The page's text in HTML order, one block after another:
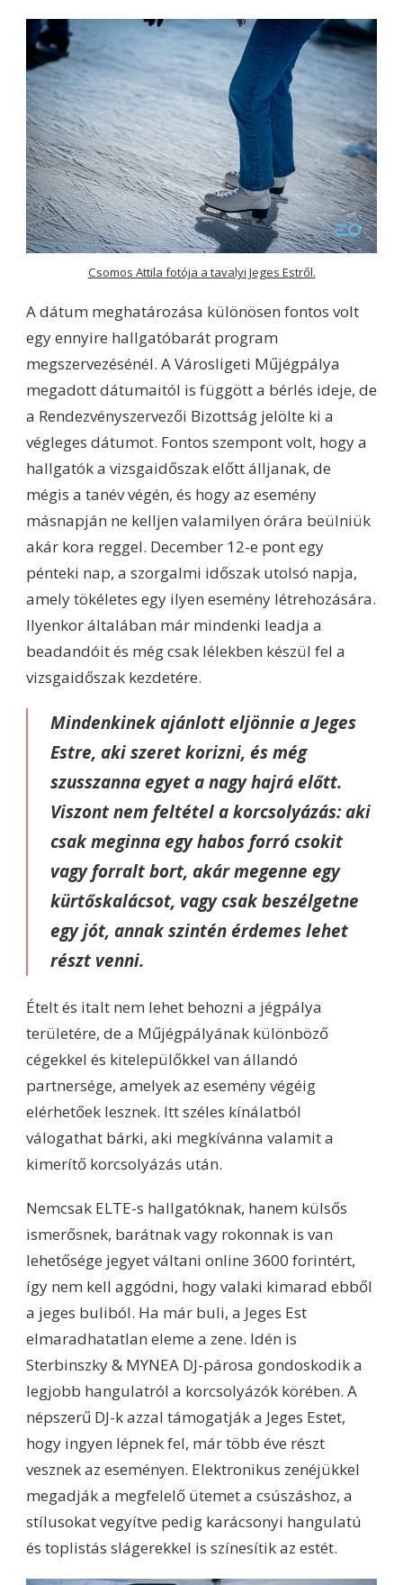
Csomos Attila fotója a tavalyi Jeges Estről.
A dátum meghatározása különösen fontos volt
egy ennyire hallgatóbarát program
megszervezésénél. A Városligeti Műjégpálya
megadott dátumaitól is függött a bérlés ideje, de
a Rendezvényszervezői Bizottság jelölte ki a
végleges dátumot. Fontos szempont volt, hogy a
hallgatók a vizsgaidőszak előtt álljanak, de
mégis a tanév végén, és hogy az esemény
másnapján ne kelljen valamilyen órára beülniük
akár kora reggel. December 12-e pont egy
pénteki nap, a szorgalmi időszak utolsó napja,
amely tökéletes egy ilyen esemény létrehozására.
Ilyenkor általában már mindenki leadja a
beadandóit és még csak lélekben készül fel a
vizsgaidőszak kezdetére.
Mindenkinek ajánlott eljönnie a Jeges
Estre, aki szeret korizni, és még
szusszanna egyet a nagy hajrá előtt.
Viszont nem feltétel a korcsolyázás: aki
csak meginna egy habos forró csokit
vagy forralt bort, akár megenne egy
kürtőskalácsot, vagy csak beszélgetne
egy jót, annak szintén érdemes lehet
részt venni.
Ételt és italt nem lehet behozni a jégpálya
területére, de a Műjégpályának különböző
cégekkel és kitelepülőkkel van állandó
partnersége, amelyek az esemény végéig
elérhetőek lesznek. Itt széles kínálatból
válogathat bárki, aki megkívánna valamit a
kimerítő korcsolyázás után.
Nemcsak ELTE-s hallgatóknak, hanem külsős
ismerősnek, barátnak vagy rokonnak is van
lehetősége jegyet váltani online 3600 forintért,
így nem kell aggódni, hogy valaki kimarad ebből
a jeges buliból. Ha már buli, a Jeges Est
elmaradhatatlan eleme a zene. Idén is
Sterbinszky & MYNEA DJ-párosa gondoskodik a
legjobb hangulatról a korcsolyázók körében. A
népszerű DJ-k azzal támogatják a Jeges Estet,
hogy ingyen lépnek fel, már több éve részt
vesznek az eseményen. Elektronikus zenéjükkel
megadják a megfelelő ütemet a csúszáshoz, a
stílusokat vegyítve pedig karácsonyi hangulatú
és toplistás slágerekkel is színesítik az estét.